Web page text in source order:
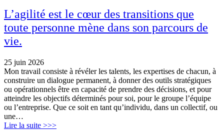
L’agilité est le cœur des transitions que
toute personne mène dans son parcours de
vie.
25 juin 2026
Mon travail consiste à révéler les talents, les expertises de chacun, à
construire un dialogue permanent, à donner des outils stratégiques
ou opérationnels être en capacité de prendre des décisions, et pour
atteindre les objectifs déterminés pour soi, pour le groupe l’équipe
ou l’entreprise. Que ce soit en tant qu’individu, dans un collectif, ou
une…
Lire la suite >>>